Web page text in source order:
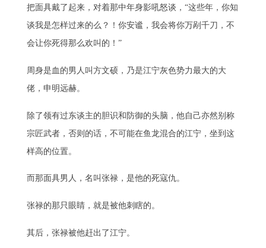
把面具戴了起来，对着那中年身影吼怒谈，“这些年，你知
谈我是怎样过来的么？！你安谧，我会将你万剐千刀，不
会让你死得那么欢叫的！”
周身是血的男人叫方文硕，乃是江宁灰色势力最大的大
佬，申明远赫。
除了领有过东谈主的胆识和防御的头脑，他自己亦然别称
宗匠武者，否则的话，不可能在鱼龙混合的江宁，坐到这
样高的位置。
而那面具男人，名叫张禄，是他的死寇仇。
张禄的那只眼睛，就是被他刺瞎的。
其后，张禄被他赶出了江宁。